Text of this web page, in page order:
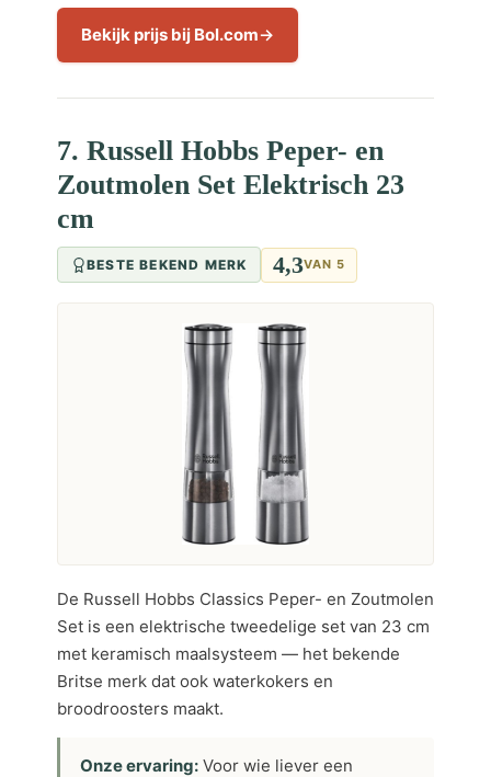
Bekijk prijs bij Bol.com
7. Russell Hobbs Peper- en
Zoutmolen Set Elektrisch 23
cm
BESTE BEKEND MERK 4,3VAN 5
De Russell Hobbs Classics Peper- en Zoutmolen
Set is een elektrische tweedelige set van 23 cm
met keramisch maalsysteem — het bekende
Britse merk dat ook waterkokers en
broodroosters maakt.
Onze ervaring: Voor wie liever een